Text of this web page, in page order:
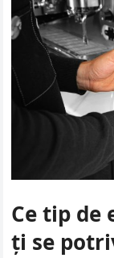
Ce tip de
ți se